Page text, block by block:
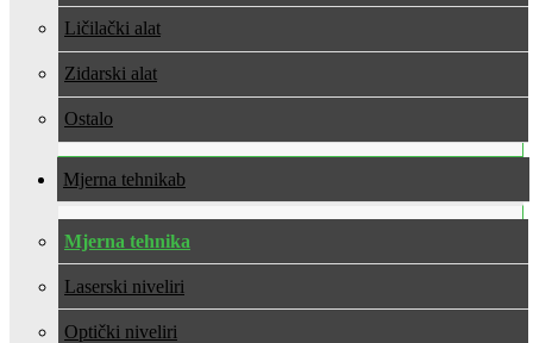
Ličilački alat
Zidarski alat
Ostalo
Mjerna tehnika
Mjerna tehnika
Laserski niveliri
Optički niveliri